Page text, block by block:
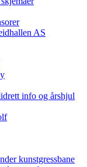
AS
info og årshjul
kunstgressbane